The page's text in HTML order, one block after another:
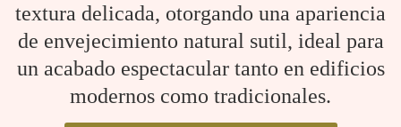
textura delicada, otorgando una apariencia
de envejecimiento natural sutil, ideal para
un acabado espectacular tanto en edificios
modernos como tradicionales.